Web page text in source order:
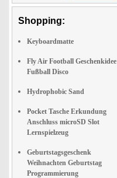
Shopping:
Keyboardmatte
Fly Air Football Geschenkidee
Fußball Disco
Hydrophobic Sand
Pocket Tasche Erkundung
Anschluss microSD Slot
Lernspielzeug
Geburtstagsgeschenk
Weihnachten Geburtstag
Programmierung